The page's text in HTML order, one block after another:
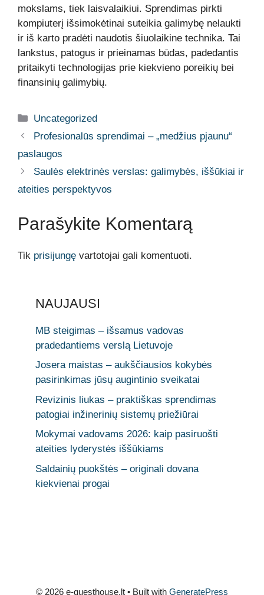
mokslams, tiek laisvalaikiui. Sprendimas pirkti
kompiuterį išsimokėtinai suteikia galimybę nelaukti
ir iš karto pradėti naudotis šiuolaikine technika. Tai
lankstus, patogus ir prieinamas būdas, padedantis
pritaikyti technologijas prie kiekvieno poreikių bei
finansinių galimybių.
Kategorijos
Uncategorized
Profesionalūs sprendimai – „medžius pjaunu“
paslaugos
Saulės elektrinės verslas: galimybės, iššūkiai ir
ateities perspektyvos
Parašykite Komentarą
Tik prisijungę vartotojai gali komentuoti.
NAUJAUSI
MB steigimas – išsamus vadovas
pradedantiems verslą Lietuvoje
Josera maistas – aukščiausios kokybės
pasirinkimas jūsų augintinio sveikatai
Revizinis liukas – praktiškas sprendimas
patogiai inžinerinių sistemų priežiūrai
Mokymai vadovams 2026: kaip pasiruošti
ateities lyderystės iššūkiams
Saldainių puokštės – originali dovana
kiekvienai progai
© 2026 e-guesthouse.lt • Built with GeneratePress